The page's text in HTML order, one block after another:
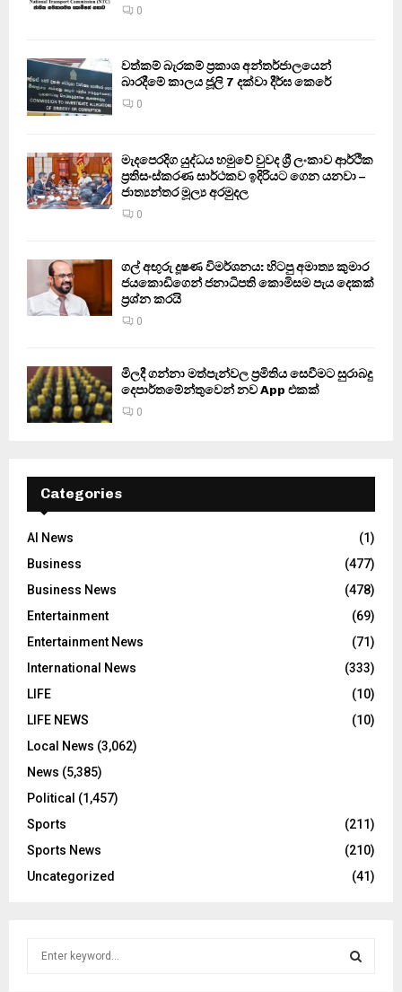
0
වත්කම් බැරකම් ප්‍රකාශ අන්තර්ජාලයෙන්
බාරදීමේ කාලය ජූලි 7 දක්වා දීර්ඝ කෙරේ
0
මැදපෙරදිග යුද්ධය හමුවේ වුවද ශ්‍රී ලංකාව ආර්ථික
ප්‍රතිසංස්කරණ සාර්ථකව ඉදිරියට ගෙන යනවා –
ජාත්‍යන්තර මූල්‍ය අරමුදල
0
ගල් අඟුරු දූෂණ විමර්ශනය: හිටපු අමාත්‍ය කුමාර
ජයකොඩිගෙන් ජනාධිපති කොමිසම පැය දෙකක්
ප්‍රශ්න කරයි
0
මිලදී ගන්නා මත්පැන්වල ප්‍රමිතිය සෙවීමට සුරාබදු
දෙපාර්තමේන්තුවෙන් නව App එකක්
0
Categories
AI News
(1)
Business
(477)
Business News
(478)
Entertainment
(69)
Entertainment News
(71)
International News
(333)
LIFE
(10)
LIFE NEWS
(10)
Local News (3,062)
News (5,385)
Political (1,457)
Sports
(211)
Sports News
(210)
Uncategorized
(41)